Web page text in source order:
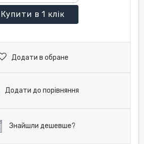
Купити в 1 клік
Додати в обране
Додати до порівняння
Знайшли дешевше?